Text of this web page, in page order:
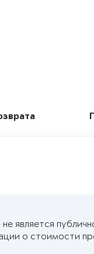
является
о стоимости